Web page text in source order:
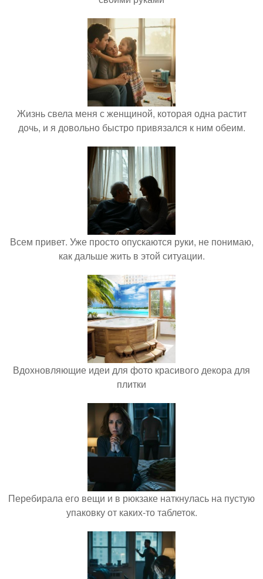
Жизнь свела меня с женщиной, которая одна растит
дочь, и я довольно быстро привязался к ним обеим.
Всем привет. Уже просто опускаются руки, не понимаю,
как дальше жить в этой ситуации.
Вдохновляющие идеи для фото красивого декора для
плитки
Перебирала его вещи и в рюкзаке наткнулась на пустую
упаковку от каких-то таблеток.